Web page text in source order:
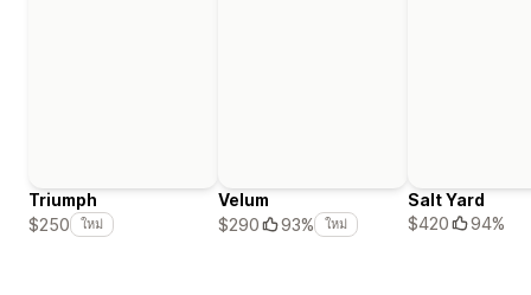
Triumph
$250
ใหม่
Velum
$290
93% ใหม่
Salt Yard
$420
94%